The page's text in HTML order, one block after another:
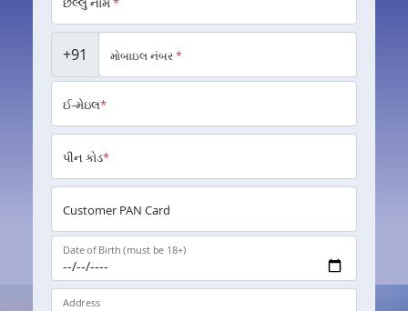
+91 મોબાઇલ નંબર*
ઈ-મેઇલ*
પીન કોડ*
Customer PAN Card
Date of Birth (must be 18+)
Address